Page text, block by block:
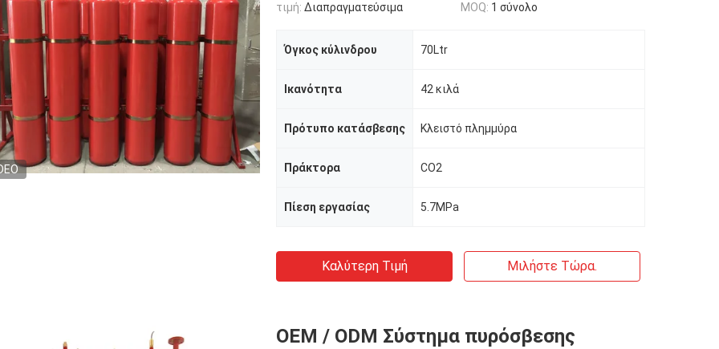
τιμή: Διαπραγματεύσιμα MOQ: 1 σύνολο
Όγκος κύλινδρου 70Ltr
Ικανότητα 42 κιλά
Πρότυπο κατάσβεσης Κλειστό πλημμύρα
Πράκτορα CO2
Πίεση εργασίας 5.7MPa
Καλύτερη Τιμή Μιλήστε Τώρα.
OEM / ODM Σύστημα πυρόσβεσης